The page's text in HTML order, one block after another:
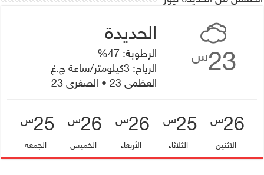
23س
الرطوبة: 47%
الرياح: 3كيلومتر/ساعة ج.غ
العظمى 23 • الصغرى 23
26س
الاثنين
25س
الثلاثاء
26س
الأربعاء
26س
الخميس
25س
الجمعة